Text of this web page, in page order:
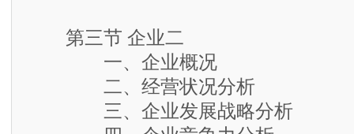
第三节 企业二
一、企业概况
二、经营状况分析
三、企业发展战略分析